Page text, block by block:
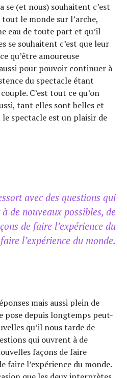
se (et nous) souhaitent c’est
le monde sur l’arche,
eau de toute part et qu’il
se souhaitent c’est que leur
qu’être amoureuse
pour pouvoir continuer à
du spectacle étant
C’est tout ce qu’on
tant elles sont belles et
spectacle est un plaisir de
avec des questions qui
de nouveaux possibles, de
de faire l’expérience du
l’expérience du monde.
mais aussi plein de
pose depuis longtemps peut-
qu’il nous tarde de
qui ouvrent à de
façons de faire
faire l’expérience du monde.